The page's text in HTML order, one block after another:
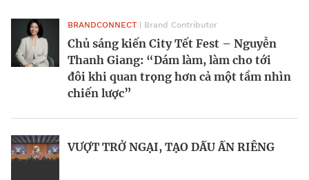
BRANDCONNECT | Brand Contributor
Chủ sáng kiến City Tết Fest – Nguyễn
Thanh Giang: “Dám làm, làm cho tới
đôi khi quan trọng hơn cả một tầm nhìn
chiến lược”
VƯỢT TRỞ NGẠI, TẠO DẤU ẤN RIÊNG
Forbes Việt Nam Women’s Summit
2024: Tôn vinh những người tạo thay
đổi
Khi phụ nữ thúc đẩy tiến bộ và bình
Ca sĩ Lisa lập kỷ lục mới với ca khúc solo
đầu tiên